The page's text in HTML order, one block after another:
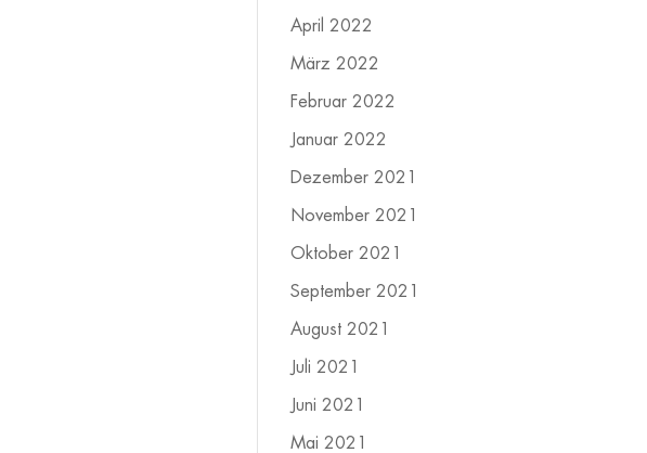
April 2022
März 2022
Februar 2022
Januar 2022
Dezember 2021
November 2021
Oktober 2021
September 2021
August 2021
Juli 2021
Juni 2021
Mai 2021